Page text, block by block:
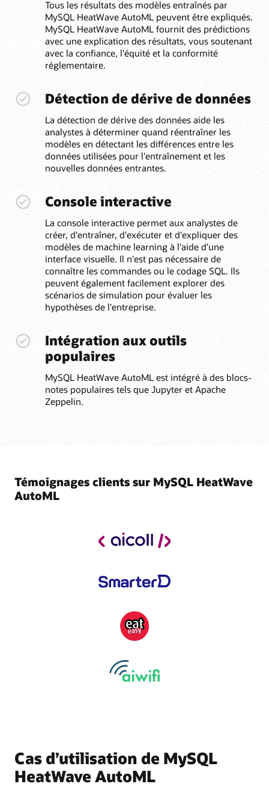
Tous les résultats des modèles entraînés par
MySQL HeatWave AutoML peuvent être expliqués.
MySQL HeatWave AutoML fournit des prédictions
avec une explication des résultats, vous soutenant
avec la confiance, l'équité et la conformité
réglementaire.
Détection de dérive de données
La détection de dérive des données aide les
analystes à déterminer quand réentraîner les
modèles en détectant les différences entre les
données utilisées pour l'entraînement et les
nouvelles données entrantes.
Console interactive
La console interactive permet aux analystes de
créer, d'entraîner, d'exécuter et d'expliquer des
modèles de machine learning à l'aide d'une
interface visuelle. Il n'est pas nécessaire de
connaître les commandes ou le codage SQL. Ils
peuvent également facilement explorer des
scénarios de simulation pour évaluer les
hypothèses de l'entreprise.
Intégration aux outils
populaires
MySQL HeatWave AutoML est intégré à des blocs-
notes populaires tels que Jupyter et Apache
Zeppelin.
Témoignages clients sur MySQL HeatWave
AutoML
Cas d’utilisation de MySQL
HeatWave AutoML